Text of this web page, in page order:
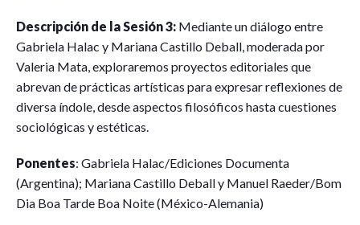
Descripción de la Sesión 3: Mediante un diálogo entre
Gabriela Halac y Mariana Castillo Deball, moderada por
Valeria Mata, exploraremos proyectos editoriales que
abrevan de prácticas artísticas para expresar reflexiones de
diversa índole, desde aspectos filosóficos hasta cuestiones
sociológicas y estéticas.
Ponentes: Gabriela Halac/Ediciones Documenta
(Argentina); Mariana Castillo Deball y Manuel Raeder/Bom
Dia Boa Tarde Boa Noite (México-Alemania)